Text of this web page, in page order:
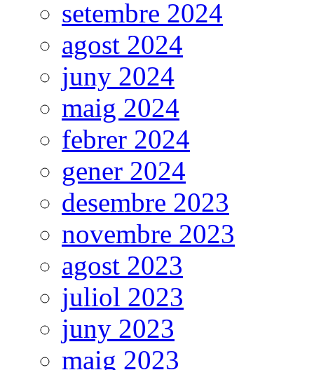
setembre 2024
agost 2024
juny 2024
maig 2024
febrer 2024
gener 2024
desembre 2023
novembre 2023
agost 2023
juliol 2023
juny 2023
maig 2023